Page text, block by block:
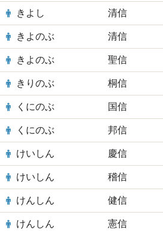
きよし 清信
きよのぶ 清信
きよのぶ 聖信
きりのぶ 桐信
くにのぶ 国信
くにのぶ 邦信
けいしん 慶信
けいしん 稽信
けんしん 健信
けんしん 憲信